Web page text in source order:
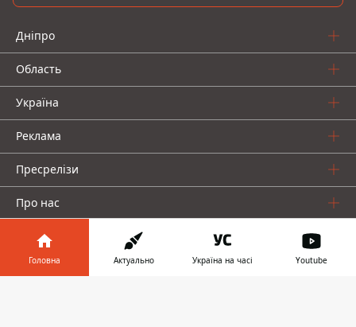
Дніпро
Область
Україна
Реклама
Пресрелізи
Про нас
Головна Актуально Україна на часі Youtube